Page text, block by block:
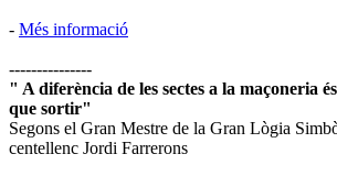
- Més informació
---------------
" A diferència de les sectes a la maçoneria
que sortir"
Segons el Gran Mestre de la Gran Lògia
centellenc Jordi Farrerons